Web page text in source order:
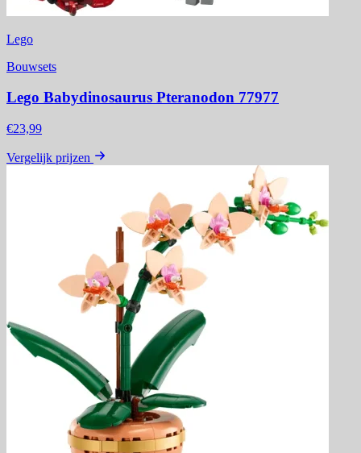
Lego
Bouwsets
Lego Babydinosaurus Pteranodon 77977
€23,99
Vergelijk prijzen